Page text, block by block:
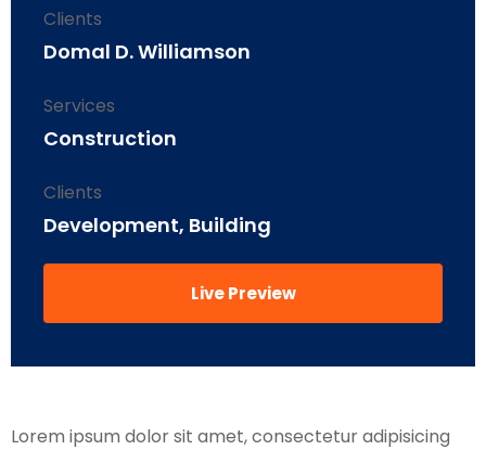
Clients
Domal D. Williamson
Services
Construction
Clients
Development, Building
Live Preview
Lorem ipsum dolor sit amet, consectetur adipisicing